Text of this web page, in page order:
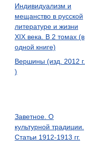
Индивидуализм и
мещанство в русской
литературе и жизни
XIX века. В 2 томах (в
одной книге)
Вершины (изд. 2012 г.
)
Заветное. О
культурной традиции.
Статьи 1912-1913 гг.